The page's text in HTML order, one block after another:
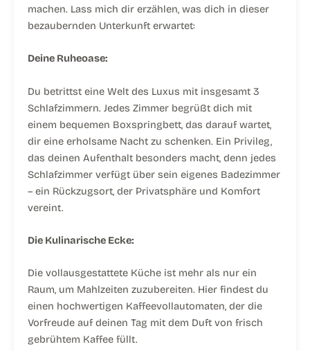
machen. Lass mich dir erzählen, was dich in dieser
bezaubernden Unterkunft erwartet:
Deine Ruheoase:
Du betrittst eine Welt des Luxus mit insgesamt 3
Schlafzimmern. Jedes Zimmer begrüßt dich mit
einem bequemen Boxspringbett, das darauf wartet,
dir eine erholsame Nacht zu schenken. Ein Privileg,
das deinen Aufenthalt besonders macht, denn jedes
Schlafzimmer verfügt über sein eigenes Badezimmer
– ein Rückzugsort, der Privatsphäre und Komfort
vereint.
Die Kulinarische Ecke:
Die vollausgestattete Küche ist mehr als nur ein
Raum, um Mahlzeiten zuzubereiten. Hier findest du
einen hochwertigen Kaffeevollautomaten, der die
Vorfreude auf deinen Tag mit dem Duft von frisch
gebrühtem Kaffee füllt.